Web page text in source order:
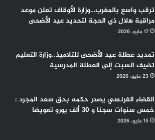
ترقب واسع بالمغرب…وزارة الأوقاف تعلن موعد
مراقبة هلال ذي الحجة لتحديد عيد الأضحى
17 مايو، 2026
تمديد عطلة عيد الأضحى للتلاميذ..وزارة التعليم
تضيف السبت إلى العطلة المدرسية
23 مايو، 2026
القضاء الفرنسي يصدر حكمه بحق سعد المجرد :
خمس سنوات سجنا و 30 ألف يورو تعويضا
15 مايو، 2026